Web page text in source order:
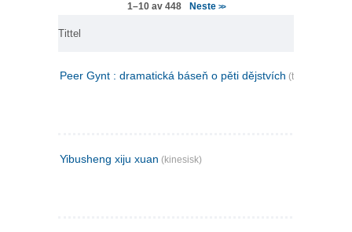
1–10 av 448 Neste >>
Tittel
Peer Gynt : dramatická báseň o pěti dějstvích (tsjekkisk)
Yibusheng xiju xuan (kinesisk)